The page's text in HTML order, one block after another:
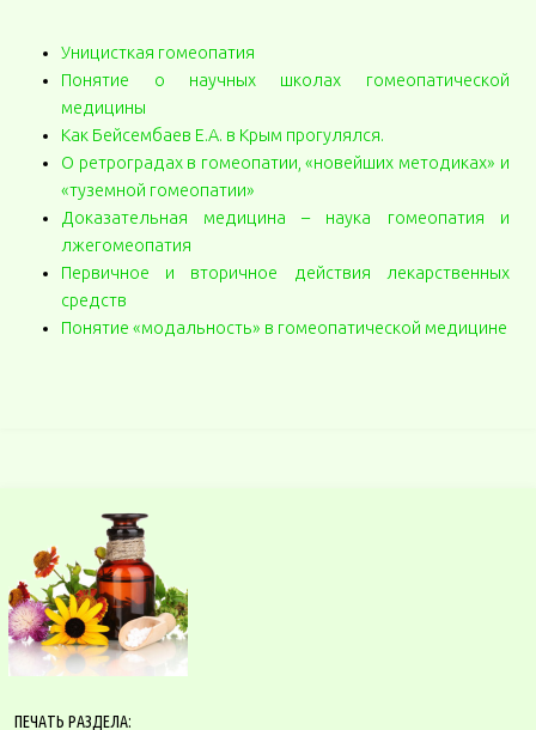
Уницисткая гомеопатия
Понятие о научных школах гомеопатической
медицины
Как Бейсембаев Е.А. в Крым прогулялся.
О ретроградах в гомеопатии, «новейших методиках» и
«туземной гомеопатии»
Доказательная медицина – наука гомеопатия и
лжегомеопатия
Первичное и вторичное действия лекарственных
средств
Понятие «модальность» в гомеопатической медицине
ПЕЧАТЬ РАЗДЕЛА: